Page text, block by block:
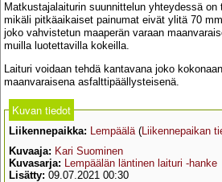
Matkustajalaiturin suunnittelun yhteydessä
mikäli pitkäaikaiset painumat eivät ylitä 70
joko vahvistetun maaperän varaan
muilla luotettavilla kokeilla.
Laituri voidaan tehdä kantavana joko
maanvaraisena asfalttipäällysteisenä.
Kuvan tiedot
Liikennepaikka: Lempäälä(Liikennepaikan
Kuvaaja: Kari Suominen
Kuvasarja: Lempäälän läntinen laituri -hanke
Lisätty: 09.07.2021 00:30